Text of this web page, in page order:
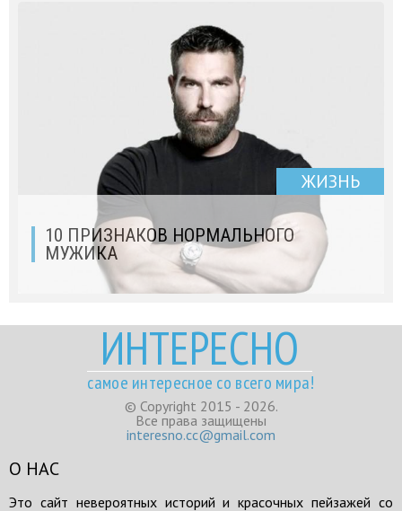
ЖИЗНЬ
10 ПРИЗНАКОВ НОРМАЛЬНОГО
МУЖИКА
ИНТЕРЕСНО
самое интересное со всего мира!
© Copyright 2015 - 2026.
Все права защищены
interesno.cc@gmail.com
О НАС
Это сайт невероятных историй и красочных пейзажей со